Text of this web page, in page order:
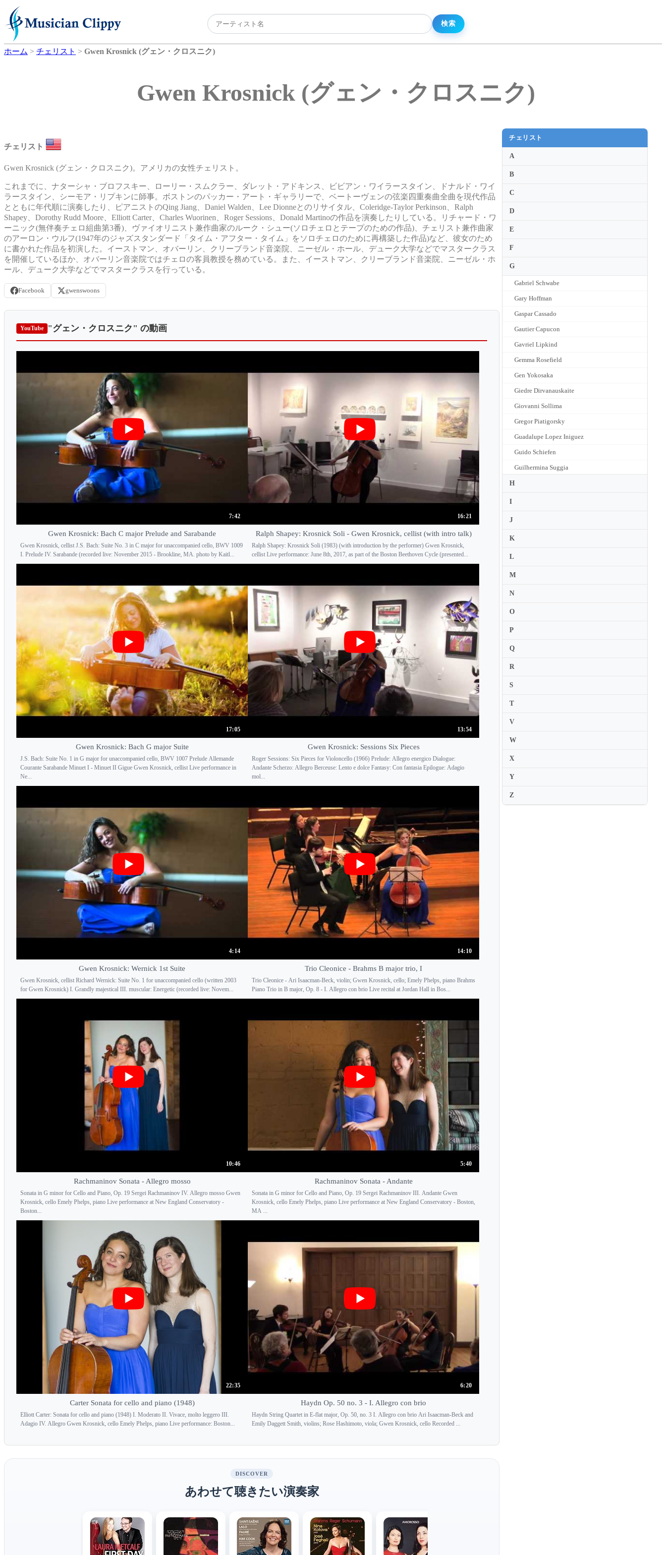
ホーム > チェリスト > Gwen Krosnick (グェン・クロスニク)
Gwen Krosnick (グェン・クロスニク)
チェリスト
Gwen Krosnick (グェン・クロスニク)。アメリカの女性チェリスト。
これまでに、ナターシャ・ブロフスキー、ローリー・スムクラー、ダレット・アドキンス、ビビアン・ワイラースタイン、ドナルド・ワイ
ラースタイン、シーモア・リプキンに師事。ボストンのパッカー・アート・ギャラリーで、ベートーヴェンの弦楽四重奏曲全曲を現代作品
とともに年代順に演奏したり、ピアニストのQing Jiang、Daniel Walden、Lee Dionneとのリサイタル、Coleridge-Taylor Perkinson、Ralph
Shapey、Dorothy Rudd Moore、Elliott Carter、Charles Wuorinen、Roger Sessions、Donald Martinoの作品を演奏したりしている。リチャード・ワ
ーニック(無伴奏チェロ組曲第3番)、ヴァイオリニスト兼作曲家のルーク・シュー(ソロチェロとテープのための作品)、チェリスト兼作曲家
のアーロン・ウルフ(1947年のジャズスタンダード「タイム・アフター・タイム」をソロチェロのために再構築した作品)など、彼女のため
に書かれた作品を初演した。イーストマン、オバーリン、クリーブランド音楽院、ニーゼル・ホール、デューク大学などでマスタークラス
を開催しているほか、オバーリン音楽院ではチェロの客員教授を務めている。また、イーストマン、クリーブランド音楽院、ニーゼル・ホ
ール、デューク大学などでマスタークラスを行っている。
Facebook gwenswoons
YouTube "グェン・クロスニク" の動画
7:42
Gwen Krosnick: Bach C major Prelude and Sarabande
Gwen Krosnick, cellist J.S. Bach: Suite No. 3 in C major for unaccompanied cello, BWV 1009
I. Prelude IV. Sarabande (recorded live: November 2015 - Brookline, MA. photo by Kaitl...
16:21
Ralph Shapey: Krosnick Soli - Gwen Krosnick, cellist (with intro talk)
Ralph Shapey: Krosnick Soli (1983) (with introduction by the performer) Gwen Krosnick,
cellist Live performance: June 8th, 2017, as part of the Boston Beethoven Cycle (presented...
17:05
Gwen Krosnick: Bach G major Suite
J.S. Bach: Suite No. 1 in G major for unaccompanied cello, BWV 1007 Prelude Allemande
Courante Sarabande Minuet I - Minuet II Gigue Gwen Krosnick, cellist Live performance in
Ne...
13:54
Gwen Krosnick: Sessions Six Pieces
Roger Sessions: Six Pieces for Violoncello (1966) Prelude: Allegro energico Dialogue:
Andante Scherzo: Allegro Berceuse: Lento e dolce Fantasy: Con fantasia Epilogue: Adagio
mol...
4:14
Gwen Krosnick: Wernick 1st Suite
Gwen Krosnick, cellist Richard Wernick: Suite No. 1 for unaccompanied cello (written 2003
for Gwen Krosnick) I. Grandly majestical III. muscular: Energetic (recorded live: Novem...
14:10
Trio Cleonice - Brahms B major trio, I
Trio Cleonice - Ari Isaacman-Beck, violin; Gwen Krosnick, cello; Emely Phelps, piano Brahms
Piano Trio in B major, Op. 8 - I. Allegro con brio Live recital at Jordan Hall in Bos...
10:46
Rachmaninov Sonata - Allegro mosso
Sonata in G minor for Cello and Piano, Op. 19 Sergei Rachmaninov IV. Allegro mosso Gwen
Krosnick, cello Emely Phelps, piano Live performance at New England Conservatory -
Boston...
5:40
Rachmaninov Sonata - Andante
Sonata in G minor for Cello and Piano, Op. 19 Sergei Rachmaninov III. Andante Gwen
Krosnick, cello Emely Phelps, piano Live performance at New England Conservatory - Boston,
MA ...
22:35
Carter Sonata for cello and piano (1948)
Elliott Carter: Sonata for cello and piano (1948) I. Moderato II. Vivace, molto leggero III.
Adagio IV. Allegro Gwen Krosnick, cello Emely Phelps, piano Live performance: Boston...
6:20
Haydn Op. 50 no. 3 - I. Allegro con brio
Haydn String Quartet in E-flat major, Op. 50, no. 3 I. Allegro con brio Ari Isaacman-Beck and
Emily Daggett Smith, violins; Rose Hashimoto, viola; Gwen Krosnick, cello Recorded ...
DISCOVER
あわせて聴きたい演奏家
チェリスト
A
B
C
D
E
F
G
Gabriel Schwabe
Gary Hoffman
Gaspar Cassado
Gautier Capucon
Gavriel Lipkind
Gemma Rosefield
Gen Yokosaka
Giedre Dirvanauskaite
Giovanni Sollima
Gregor Piatigorsky
Guadalupe Lopez Iniguez
Guido Schiefen
Guilhermina Suggia
Gustavo Tavares
H
I
J
K
L
M
N
O
P
Q
R
S
T
V
W
X
Y
Z